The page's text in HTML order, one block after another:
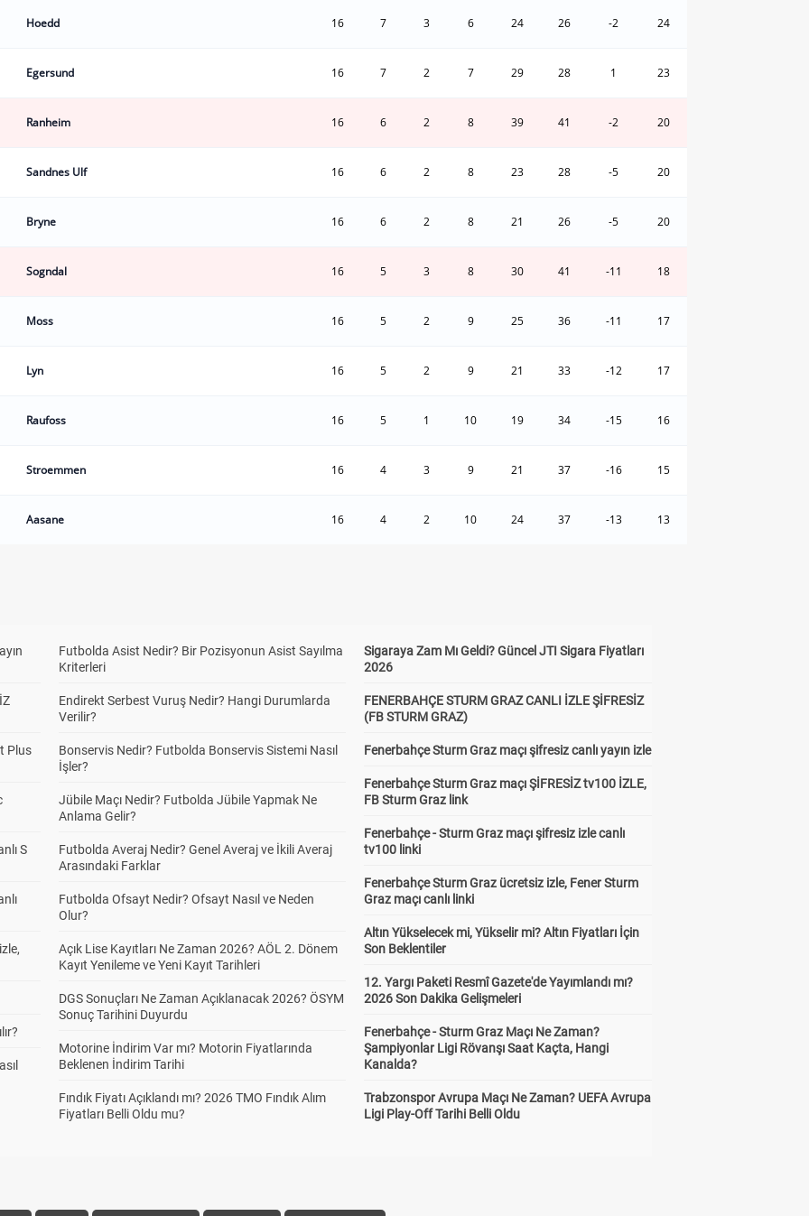
Hoedd 16 7 3 6 24 26 -2 24
Egersund 16 7 2 7 29 28 1 23
Ranheim 16 6 2 8 39 41 -2 20
Sandnes Ulf 16 6 2 8 23 28 -5 20
Bryne 16 6 2 8 21 26 -5 20
Sogndal 16 5 3 8 30 41 -11 18
Moss 16 5 2 9 25 36 -11 17
Lyn 16 5 2 9 21 33 -12 17
Raufoss 16 5 1 10 19 34 -15 16
Stroemmen 16 4 3 9 21 37 -16 15
Aasane 16 4 2 10 24 37 -13 13
Plus
S
Futbolda Asist Nedir? Bir Pozisyonun Asist Sayılma
Kriterleri
Endirekt Serbest Vuruş Nedir? Hangi Durumlarda
Verilir?
Bonservis Nedir? Futbolda Bonservis Sistemi Nasıl
İşler?
Jübile Maçı Nedir? Futbolda Jübile Yapmak Ne
Anlama Gelir?
Futbolda Averaj Nedir? Genel Averaj ve İkili Averaj
Arasındaki Farklar
Futbolda Ofsayt Nedir? Ofsayt Nasıl ve Neden
Olur?
Açık Lise Kayıtları Ne Zaman 2026? AÖL 2. Dönem
Kayıt Yenileme ve Yeni Kayıt Tarihleri
DGS Sonuçları Ne Zaman Açıklanacak 2026? ÖSYM
Sonuç Tarihini Duyurdu
Motorine İndirim Var mı? Motorin Fiyatlarında
Beklenen İndirim Tarihi
Fındık Fiyatı Açıklandı mı? 2026 TMO Fındık Alım
Fiyatları Belli Oldu mu?
Sigaraya Zam Mı Geldi? Güncel JTI Sigara Fiyatları
2026
FENERBAHÇE STURM GRAZ CANLI İZLE ŞİFRESİZ
(FB STURM GRAZ)
Fenerbahçe Sturm Graz maçı şifresiz canlı yayın izle
Fenerbahçe Sturm Graz maçı ŞİFRESİZ tv100 İZLE,
FB Sturm Graz link
Fenerbahçe - Sturm Graz maçı şifresiz izle canlı
tv100 linki
Fenerbahçe Sturm Graz ücretsiz izle, Fener Sturm
Graz maçı canlı linki
Altın Yükselecek mi, Yükselir mi? Altın Fiyatları İçin
Son Beklentiler
12. Yargı Paketi Resmî Gazete'de Yayımlandı mı?
2026 Son Dakika Gelişmeleri
Fenerbahçe - Sturm Graz Maçı Ne Zaman?
Şampiyonlar Ligi Rövanşı Saat Kaçta, Hangi
Kanalda?
Trabzonspor Avrupa Maçı Ne Zaman? UEFA Avrupa
Ligi Play-Off Tarihi Belli Oldu